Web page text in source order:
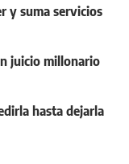
y suma servicios
juicio millonario
hasta dejarla